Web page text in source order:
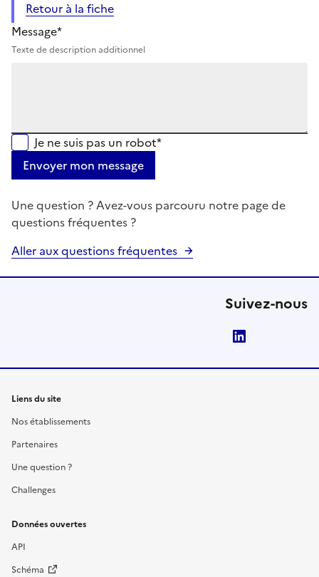
Retour à la fiche
Message*
Texte de description additionnel
Je ne suis pas un robot*
Envoyer mon message
Une question ? Avez-vous parcouru notre page de
questions fréquentes ?
Aller aux questions fréquentes
Suivez-nous
Liens du site
Nos établissements
Partenaires
Une question ?
Challenges
Données ouvertes
API
Schéma